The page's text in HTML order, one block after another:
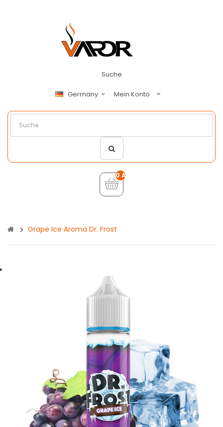
Suche
Germany Mein Konto
0 Artikel - €0,00
Grape Ice Aroma Dr. Frost